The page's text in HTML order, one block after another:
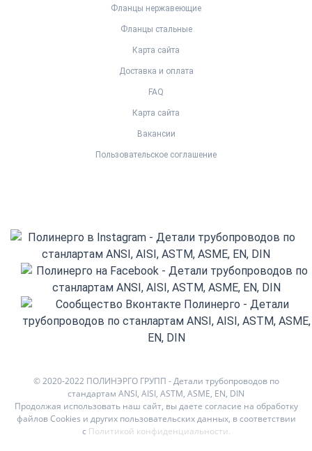
Фланцы нержавеющие
Фланцы стальные
Карта сайта
Доставка и оплата
FAQ
Карта сайта
Вакансии
Пользовательское соглашение
© 2020-2022 ПОЛИНЭРГО ГРУПП - Детали трубопроводов по
стандартам ANSI, AISI, ASTM, ASME, EN, DIN
Продолжая использовать наш сайт, вы даете согласие на обработку
файлов Cookies и других пользовательских данных, в соответствии
с Политикой конфиденциальности.